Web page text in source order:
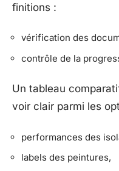
finitions :
vérification des
contrôle de la
Un tableau
voir clair parmi les
performances des
labels des peintures,